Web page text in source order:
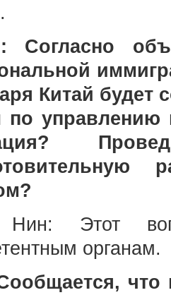
Согласно
Китай будет
управлению
Этот
органам.
что